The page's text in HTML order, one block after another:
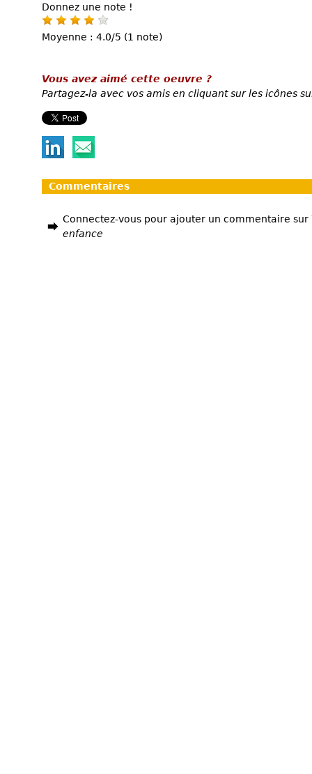
Donnez une note !
Moyenne : 4.0/5 (1 note)
Vous avez aimé cette oeuvre ?
Partagez-la avec vos amis en cliquant sur les icônes
Commentaires
Connectez-vous pour ajouter un commentaire sur
enfance